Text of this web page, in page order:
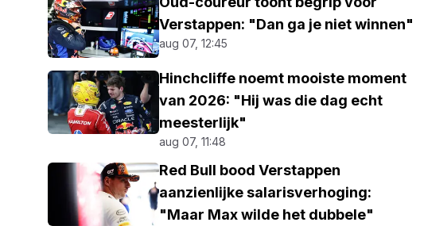
Verstappen: "Dan ga je niet winnen"
aug 07, 12:45
Hinchcliffe noemt mooiste moment
van 2026: "Hij was die dag echt
meesterlijk"
aug 07, 11:48
Red Bull bood Verstappen
aanzienlijke salarisverhoging:
"Maar Max wilde het dubbele"